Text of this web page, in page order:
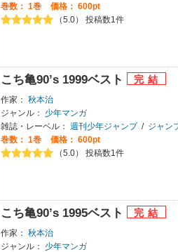
巻数： 1巻
価格： 600pt
（5.0） 投稿数1件
こち亀90’s 1999ベスト
作家： 秋本治
ジャンル：
少年マンガ
雑誌・レーベル： 週刊少年ジャンプ / ジャン
巻数： 1巻
価格： 600pt
（5.0） 投稿数1件
こち亀90’s 1995ベスト
作家： 秋本治
ジャンル：
少年マンガ